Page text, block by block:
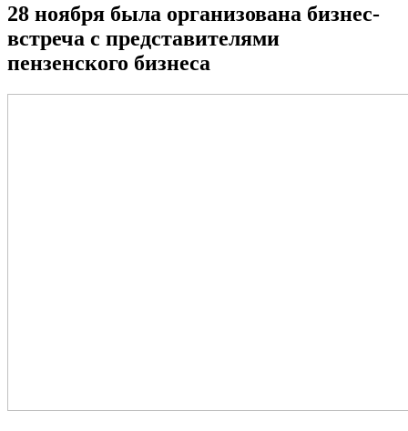
28 ноября была организована бизнес-
встреча с представителями
пензенского бизнеса